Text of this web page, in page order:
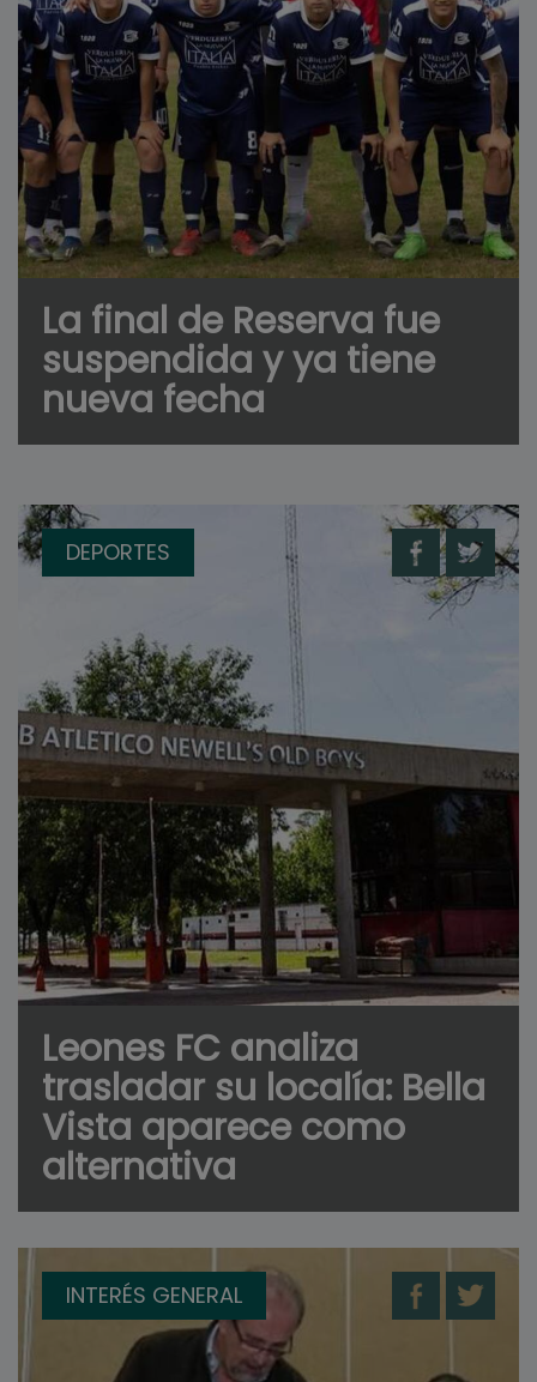
La final de Reserva fue
suspendida y ya tiene
nueva fecha
DEPORTES
Leones FC analiza
trasladar su localía: Bella
Vista aparece como
alternativa
INTERÉS GENERAL